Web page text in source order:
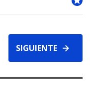
SIGUIENTE